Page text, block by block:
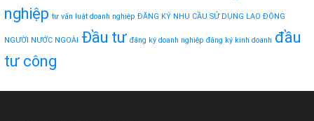
nghiệp tư vấn luật doanh nghiệp ĐĂNG KÝ NHU CẦU SỬ DỤNG LAO ĐỘNG
NGƯỜI NƯỚC NGOÀI Đầu tư đăng ký doanh nghiệp đăng ký kinh doanh đầu
tư công